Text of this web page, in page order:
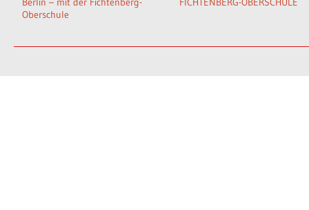
Oberschule